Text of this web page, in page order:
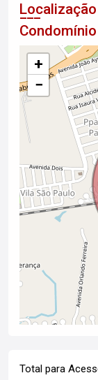
+
−
Total para